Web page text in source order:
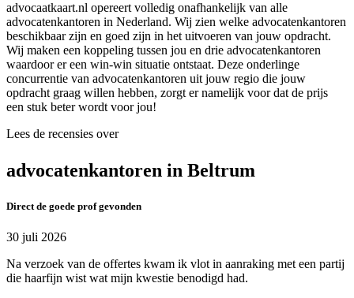
advocaatkaart.nl opereert volledig onafhankelijk van alle
advocatenkantoren in Nederland. Wij zien welke advocatenkantoren
beschikbaar zijn en goed zijn in het uitvoeren van jouw opdracht.
Wij maken een koppeling tussen jou en drie advocatenkantoren
waardoor er een win-win situatie ontstaat. Deze onderlinge
concurrentie van advocatenkantoren uit jouw regio die jouw
opdracht graag willen hebben, zorgt er namelijk voor dat de prijs
een stuk beter wordt voor jou!
Lees de recensies over
advocatenkantoren in Beltrum
Direct de goede prof gevonden
30 juli 2026
Na verzoek van de offertes kwam ik vlot in aanraking met een partij
die haarfijn wist wat mijn kwestie benodigd had.